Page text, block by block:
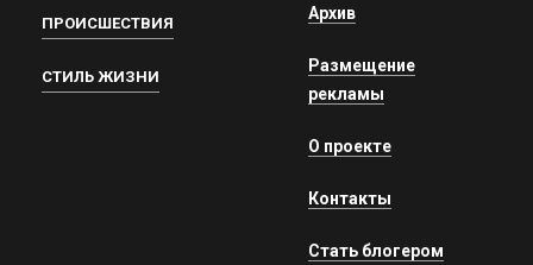
ПРОИСШЕСТВИЯ
СТИЛЬ ЖИЗНИ
Архив
Размещение
рекламы
О проекте
Контакты
Стать блогером